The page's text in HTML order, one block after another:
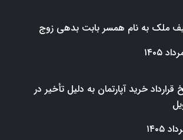
ملک به نام همسر بابت بدهی زوج
خرید آپارتمان به دلیل تأخیر در